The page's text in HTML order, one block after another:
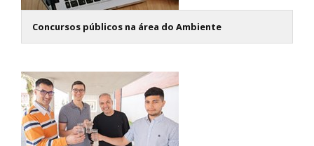
Concursos públicos na área do Ambiente